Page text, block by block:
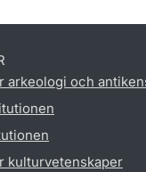
arkeologi och
kulturvetenskaper